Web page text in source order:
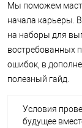
Мы поможем
начала карьеры.
на наборы для
востребованных
ошибок, в
полезный гайд.
Условия
будущее